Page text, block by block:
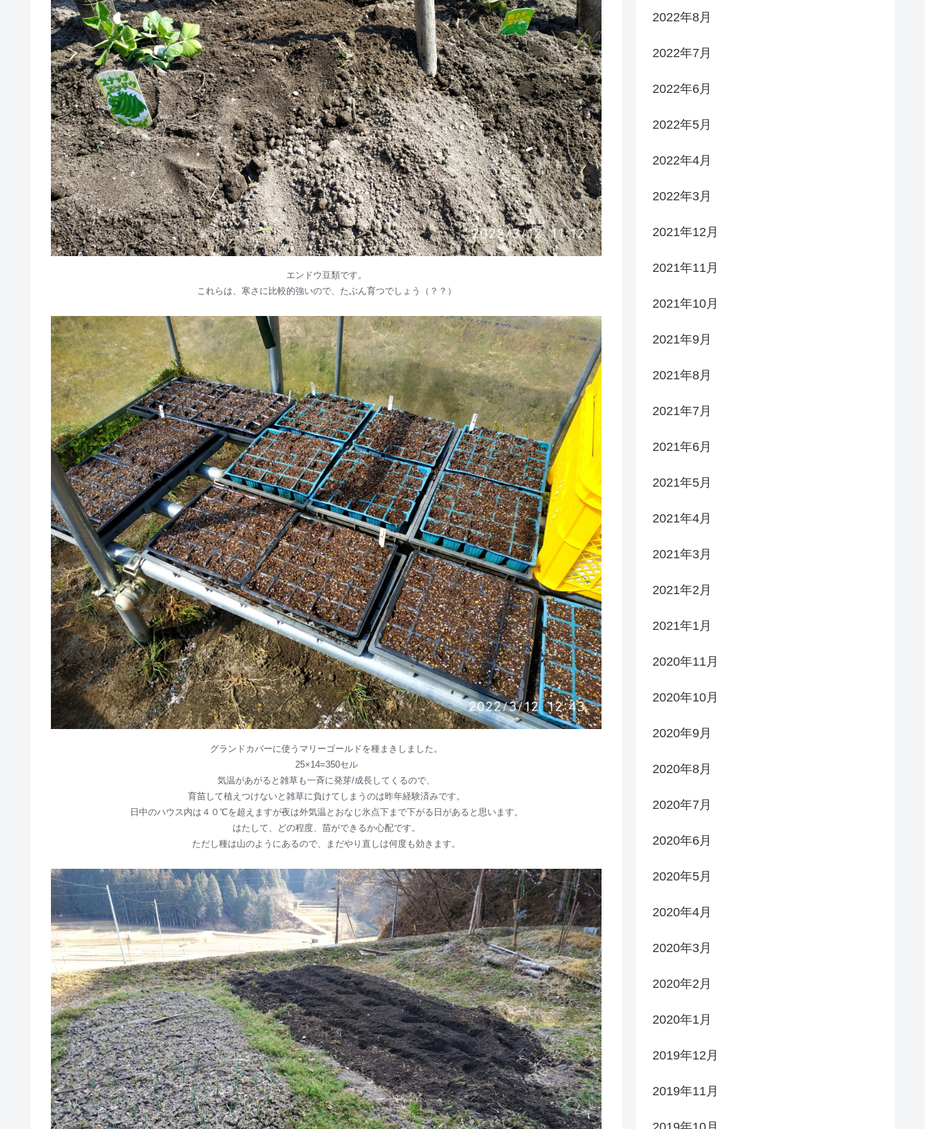
エンドウ豆類です。
これらは、寒さに比較的強いので、たぶん育つでしょう（？？）
グランドカバーに使うマリーゴールドを種まきしました。
25×14=350セル
気温があがると雑草も一斉に発芽/成長してくるので、
育苗して植えつけないと雑草に負けてしまうのは昨年経験済みです。
日中のハウス内は４０℃を超えますが夜は外気温とおなじ氷点下まで下がる日があると思います。
はたして、どの程度、苗ができるか心配です。
ただし種は山のようにあるので、まだやり直しは何度も効きます。
2022年8月
2022年7月
2022年6月
2022年5月
2022年4月
2022年3月
2021年12月
2021年11月
2021年10月
2021年9月
2021年8月
2021年7月
2021年6月
2021年5月
2021年4月
2021年3月
2021年2月
2021年1月
2020年11月
2020年10月
2020年9月
2020年8月
2020年7月
2020年6月
2020年5月
2020年4月
2020年3月
2020年2月
2020年1月
2019年12月
2019年11月